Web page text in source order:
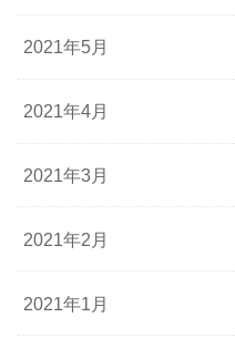
2021年5月
2021年4月
2021年3月
2021年2月
2021年1月